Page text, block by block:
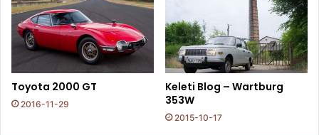
Toyota 2000 GT
2016-11-29
Keleti Blog – Wartburg
353W
2015-10-17